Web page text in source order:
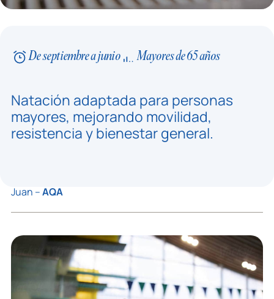
De septiembre a junio Mayores de 65 años
Natación adaptada para personas
mayores, mejorando movilidad,
resistencia y bienestar general.
Juan –AQA